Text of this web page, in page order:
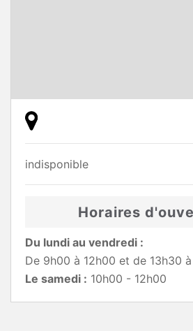
indisponible
Horaires
Du lundi au vendredi :
De 9h00 à 12h00 et de 13h30
Le samedi : 10h00 - 12h00